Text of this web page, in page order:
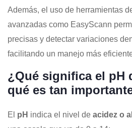
Además, el uso de herramientas
avanzadas como EasyScann
precisas y detectar variaciones
facilitando un manejo más
¿Qué significa el pH
qué es tan
El pH indica el nivel de acidez o